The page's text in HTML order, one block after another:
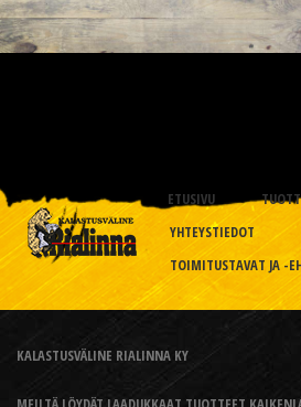
ETUSIVU
YHTEYSTIEDOT
TOIMITUSTAVAT JA -
KALASTUSVÄLINE RIALINNA KY